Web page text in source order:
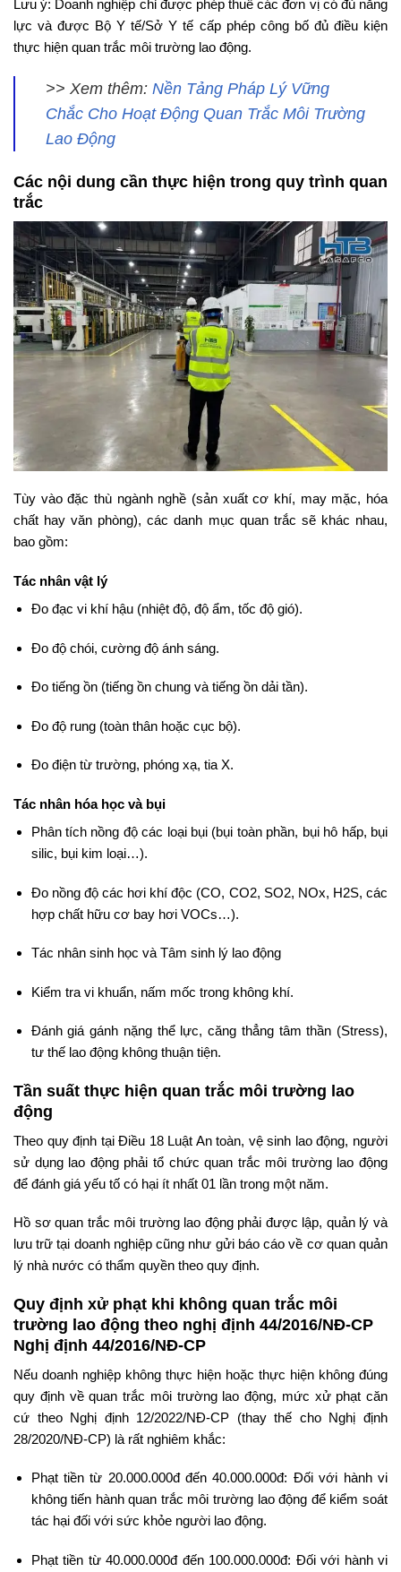
Lưu ý: Doanh nghiệp chỉ được phép thuê các đơn vị có đủ năng
lực và được Bộ Y tế/Sở Y tế cấp phép công bố đủ điều kiện
thực hiện quan trắc môi trường lao động.
>> Xem thêm: Nền Tảng Pháp Lý Vững
Chắc Cho Hoạt Động Quan Trắc Môi Trường
Lao Động
Các nội dung cần thực hiện trong quy trình quan
trắc
Tùy vào đặc thù ngành nghề (sản xuất cơ khí, may mặc, hóa
chất hay văn phòng), các danh mục quan trắc sẽ khác nhau,
bao gồm:
Tác nhân vật lý
Đo đạc vi khí hậu (nhiệt độ, độ ẩm, tốc độ gió).
Đo độ chói, cường độ ánh sáng.
Đo tiếng ồn (tiếng ồn chung và tiếng ồn dải tần).
Đo độ rung (toàn thân hoặc cục bộ).
Đo điện từ trường, phóng xạ, tia X.
Tác nhân hóa học và bụi
Phân tích nồng độ các loại bụi (bụi toàn phần, bụi hô hấp, bụi
silic, bụi kim loại…).
Đo nồng độ các hơi khí độc (CO, CO2, SO2, NOx, H2S, các
hợp chất hữu cơ bay hơi VOCs…).
Tác nhân sinh học và Tâm sinh lý lao động
Kiểm tra vi khuẩn, nấm mốc trong không khí.
Đánh giá gánh nặng thể lực, căng thẳng tâm thần (Stress),
tư thế lao động không thuận tiện.
Tần suất thực hiện quan trắc môi trường lao
động
Theo quy định tại Điều 18 Luật An toàn, vệ sinh lao động, người
sử dụng lao động phải tổ chức quan trắc môi trường lao động
để đánh giá yếu tố có hại ít nhất 01 lần trong một năm.
Hồ sơ quan trắc môi trường lao động phải được lập, quản lý và
lưu trữ tại doanh nghiệp cũng như gửi báo cáo về cơ quan quản
lý nhà nước có thẩm quyền theo quy định.
Quy định xử phạt khi không quan trắc môi
trường lao động theo nghị định 44/2016/NĐ-CP
Nghị định 44/2016/NĐ-CP
Nếu doanh nghiệp không thực hiện hoặc thực hiện không đúng
quy định về quan trắc môi trường lao động, mức xử phạt căn
cứ theo Nghị định 12/2022/NĐ-CP (thay thế cho Nghị định
28/2020/NĐ-CP) là rất nghiêm khắc:
Phạt tiền từ 20.000.000đ đến 40.000.000đ: Đối với hành vi
không tiến hành quan trắc môi trường lao động để kiểm soát
tác hại đối với sức khỏe người lao động.
Phạt tiền từ 40.000.000đ đến 100.000.000đ: Đối với hành vi